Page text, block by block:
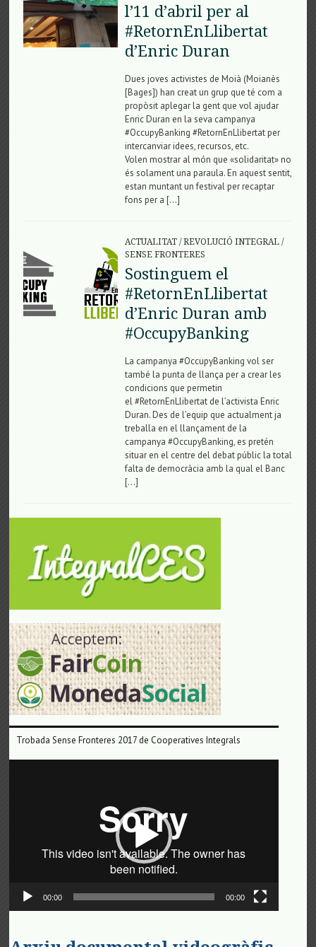
l’11 d’abril per al
#RetornEnLlibertat
d’Enric Duran
Dues joves activistes de Moià (Moianès
[Bages]) han creat un grup que té com a
propòsit aplegar la gent que vol ajudar
Enric Duran en la seva campanya
#OccupyBanking #RetornEnLlibertat per
intercanviar idees, recursos, etc.
Volen mostrar al món que «solidaritat» no
és solament una paraula. En aquest sentit,
estan muntant un festival per recaptar
fons per a […]
ACTUALITAT/REVOLUCIÓ INTEGRAL/
SENSE FRONTERES
Sostinguem el
#RetornEnLlibertat
d’Enric Duran amb
#OccupyBanking
La campanya #OccupyBanking vol ser
també la punta de llança per a crear les
condicions que permetin
el #RetornEnLlibertat de l’activista Enric
Duran. Des de l’equip que actualment ja
treballa en el llançament de la
campanya #OccupyBanking, es pretén
situar en el centre del debat públic la total
falta de democràcia amb la qual el Banc
[…]
Trobada Sense Fronteres 2017 de Cooperatives Integrals
00:00 00:00